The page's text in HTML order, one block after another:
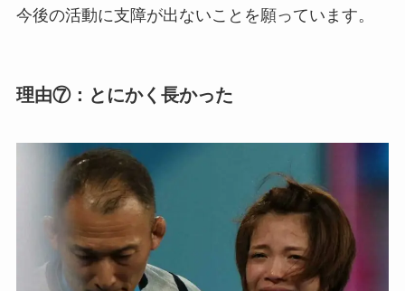
今後の活動に支障が出ないことを願っています。
理由⑦：とにかく長かった